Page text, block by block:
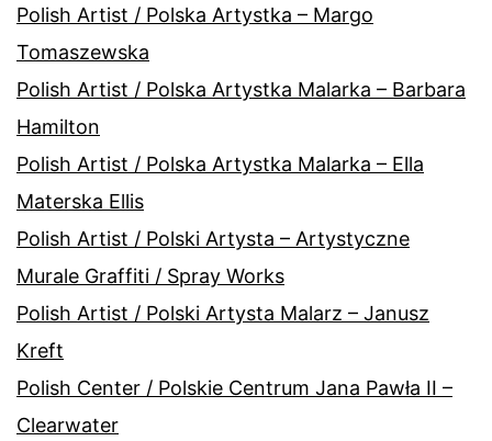
Polish Artist / Polska Artystka – Margo
Tomaszewska
Polish Artist / Polska Artystka Malarka – Barbara
Hamilton
Polish Artist / Polska Artystka Malarka – Ella
Materska Ellis
Polish Artist / Polski Artysta – Artystyczne
Murale Graffiti / Spray Works
Polish Artist / Polski Artysta Malarz – Janusz
Kreft
Polish Center / Polskie Centrum Jana Pawła II –
Clearwater